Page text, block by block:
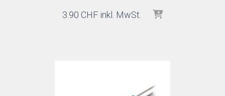
3.90 CHF inkl. MwSt.